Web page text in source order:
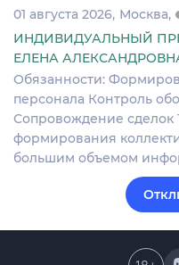
01 августа 2026 Москва
ИНДИВИДУАЛЬНЫЙ
ЕЛЕНА
Обязанности:
персонала Контроль
Сопровождение сделок
формирования
большим объемом